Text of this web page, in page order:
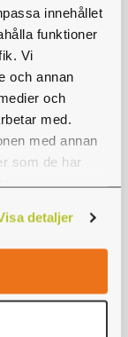
innehållet
funktioner
Vi
och annan
och
med.
med annan
som de har
detaljer
som
inom
och